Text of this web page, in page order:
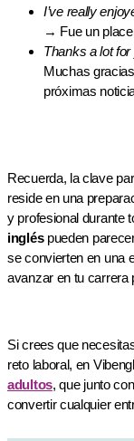
I’ve really
→ Fue un
Thanks a lot
Muchas
próximas
Recuerda, la clave
reside en una
y profesional durante
ingléspueden
se convierten en una
avanzar en tu carrera
Si crees que
reto laboral, en
adultos, que junto
convertir cualquier